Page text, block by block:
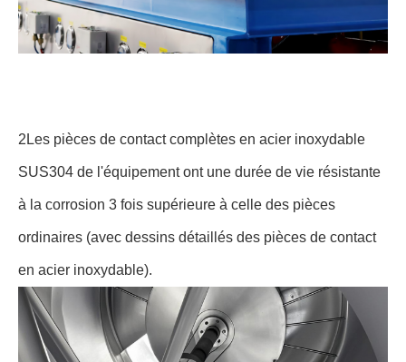
2Les pièces de contact complètes en acier inoxydable
SUS304 de l'équipement ont une durée de vie résistante
à la corrosion 3 fois supérieure à celle des pièces
ordinaires (avec dessins détaillés des pièces de contact
en acier inoxydable).